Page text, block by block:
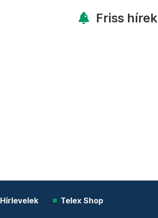
Friss hírek
Hírlevelek Telex Shop